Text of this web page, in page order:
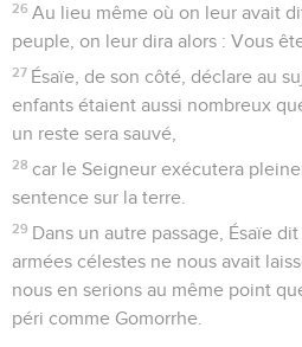
26 Au lieu même où on leur avait
peuple, on leur dira alors : Vous
27 Ésaïe, de son côté, déclare au
enfants étaient aussi nombreux
un reste sera sauvé,
28 car le Seigneur exécutera
sentence sur la terre.
29 Dans un autre passage, Ésaïe
armées célestes ne nous avait
nous en serions au même point
péri comme Gomorrhe.